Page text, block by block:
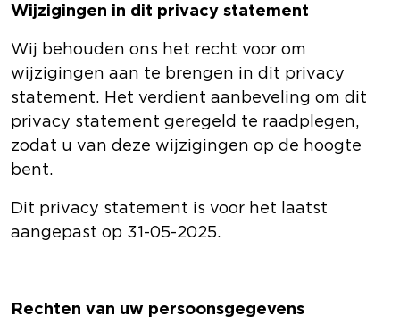
Wijzigingen in dit privacy statement
Wij behouden ons het recht voor om
wijzigingen aan te brengen in dit privacy
statement. Het verdient aanbeveling om dit
privacy statement geregeld te raadplegen,
zodat u van deze wijzigingen op de hoogte
bent.
Dit privacy statement is voor het laatst
aangepast op 31-05-2025.
Rechten van uw persoonsgegevens